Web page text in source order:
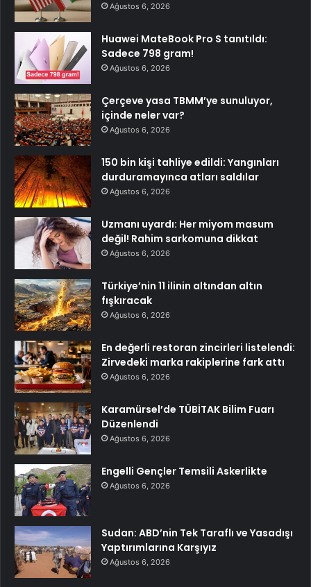
Ağustos 6, 2026
Huawei MateBook Pro S tanıtıldı:
Sadece 798 gram!
Ağustos 6, 2026
Çerçeve yasa TBMM’ye sunuluyor,
içinde neler var?
Ağustos 6, 2026
150 bin kişi tahliye edildi: Yangınları
durduramayınca atları saldılar
Ağustos 6, 2026
Uzmanı uyardı: Her miyom masum
değil! Rahim sarkomuna dikkat
Ağustos 6, 2026
Türkiye’nin 11 ilinin altından altın
fışkıracak
Ağustos 6, 2026
En değerli restoran zincirleri listelendi:
Zirvedeki marka rakiplerine fark attı
Ağustos 6, 2026
Karamürsel’de TÜBİTAK Bilim Fuarı
Düzenlendi
Ağustos 6, 2026
Engelli Gençler Temsili Askerlikte
Ağustos 6, 2026
Sudan: ABD’nin Tek Taraflı ve Yasadışı
Yaptırımlarına Karşıyız
Ağustos 6, 2026